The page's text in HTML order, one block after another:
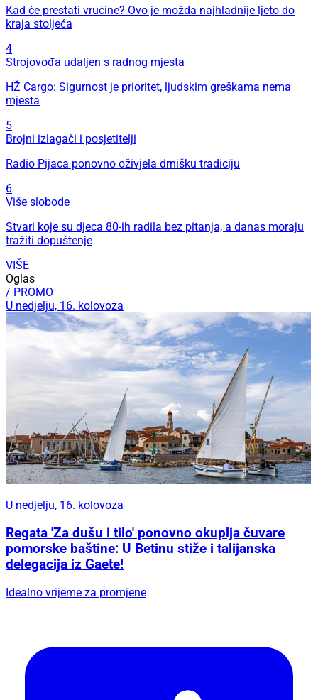
Kad će prestati vrućine? Ovo je možda najhladnije ljeto do
kraja stoljeća
4
Strojovođa udaljen s radnog mjesta
HŽ Cargo: Sigurnost je prioritet, ljudskim greškama nema
mjesta
5
Brojni izlagači i posjetitelji
Radio Pijaca ponovno oživjela drnišku tradiciju
6
Više slobode
Stvari koje su djeca 80-ih radila bez pitanja, a danas moraju
tražiti dopuštenje
VIŠE
Oglas
/ PROMO
U nedjelju, 16. kolovoza
U nedjelju, 16. kolovoza
Regata 'Za dušu i tilo' ponovno okuplja čuvare
pomorske baštine: U Betinu stiže i talijanska
delegacija iz Gaete!
Idealno vrijeme za promjene